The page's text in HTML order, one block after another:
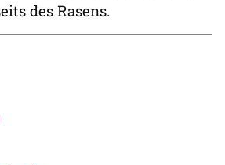
des Rasens.